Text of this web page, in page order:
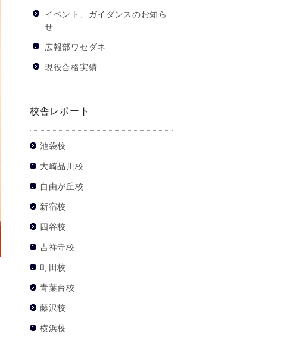
イベント、ガイダンスのお知ら
せ
広報部ワセダネ
現役合格実績
校舎レポート
池袋校
大崎品川校
自由が丘校
新宿校
四谷校
吉祥寺校
町田校
青葉台校
藤沢校
横浜校